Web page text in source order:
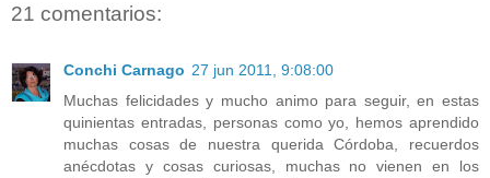
21 comentarios:
Conchi Carnago 27 jun 2011, 9:08:00
Muchas felicidades y mucho animo para seguir, en estas
quinientas entradas, personas como yo, hemos aprendido
muchas cosas de nuestra querida Córdoba, recuerdos
anécdotas y cosas curiosas, muchas no vienen en los